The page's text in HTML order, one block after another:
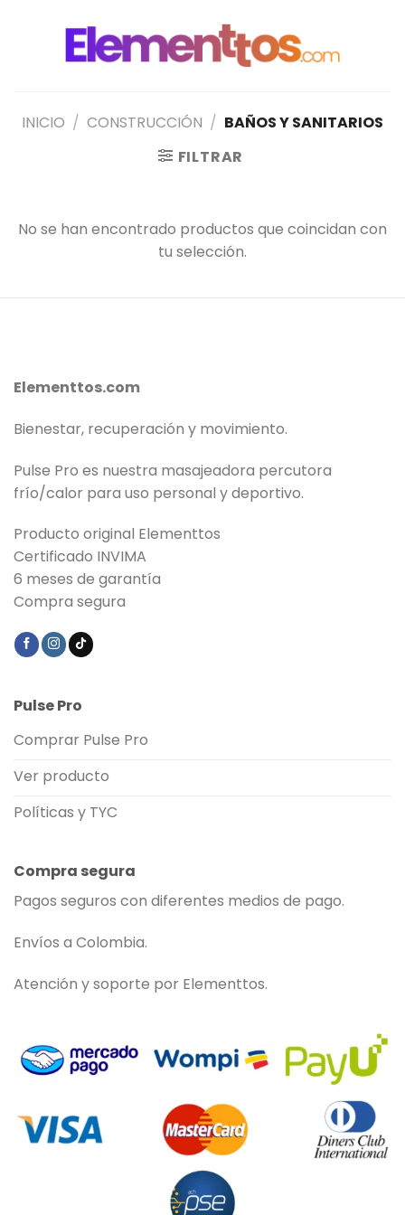
INICIO / CONSTRUCCIÓN / BAÑOS Y SANITARIOS
FILTRAR
No se han encontrado productos que coincidan con
tu selección.
Elementtos.com
Bienestar, recuperación y movimiento.
Pulse Pro es nuestra masajeadora percutora
frío/calor para uso personal y deportivo.
Producto original Elementtos
Certificado INVIMA
6 meses de garantía
Compra segura
Pulse Pro
Comprar Pulse Pro
Ver producto
Políticas y TYC
Compra segura
Pagos seguros con diferentes medios de pago.
Envíos a Colombia.
Atención y soporte por Elementtos.